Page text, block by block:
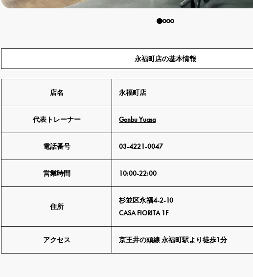
永福町店の基本情報
店名 永福町店
代表トレーナー Genbu Yuasa
電話番号 03-4221-0047
営業時間 10:00-22:00
住所
杉並区永福4-2-10
CASA FIORITA 1F
アクセス 京王井の頭線 永福町駅より徒歩1分